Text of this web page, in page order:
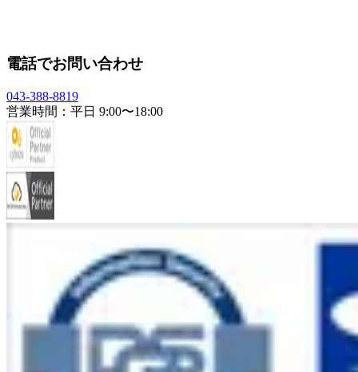
電話でお問い合わせ
043-388-8819
営業時間：平日 9:00〜18:00